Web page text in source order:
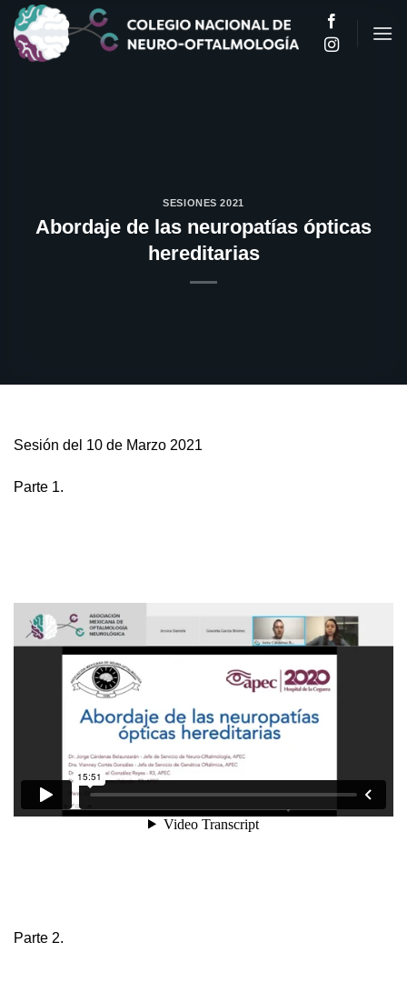
Saltar
contenido
SESIONES 2021
Abordaje de las neuropatías ópticas
hereditarias
Sesión del 10 de Marzo 2021
Parte 1.
Parte 2.